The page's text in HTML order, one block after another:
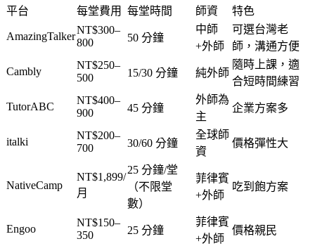
平台 每堂費用 每堂時間 師資 特色
AmazingTalker
NT$300–
800
50 分鐘
中師
+外師
可選台灣老
師，溝通方便
Cambly
NT$250–
500
15/30 分鐘 純外師
隨時上課，適
合短時間練習
TutorABC
NT$400–
900
45 分鐘
外師為
主
企業方案多
italki
NT$200–
700
30/60 分鐘
全球師
資
價格彈性大
NativeCamp
NT$1,899/
月
25 分鐘/堂
（不限堂
數）
菲律賓
+外師
吃到飽方案
Engoo
NT$150–
350
25 分鐘
菲律賓
+外師
價格親民